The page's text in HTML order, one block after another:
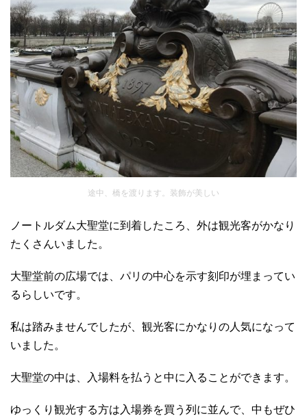
途中、橋を渡ります。装飾が美しい
ノートルダム大聖堂に到着したころ、外は観光客がかなり
たくさんいました。
大聖堂前の広場では、パリの中心を示す刻印が埋まってい
るらしいです。
私は踏みませんでしたが、観光客にかなりの人気になって
いました。
大聖堂の中は、入場料を払うと中に入ることができます。
ゆっくり観光する方は入場券を買う列に並んで、中もぜひ